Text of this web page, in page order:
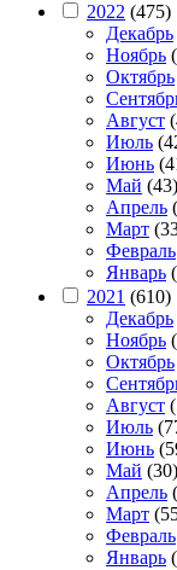
2022 (475)
Декабрь
Ноябрь
Октябрь
Август
Июль
Июнь
Май (43)
Апрель
Март
Февраль
Январь
2021 (610)
Декабрь
Ноябрь
Октябрь
Август
Июль
Июнь
Май (30)
Апрель
Март
Февраль
Январь